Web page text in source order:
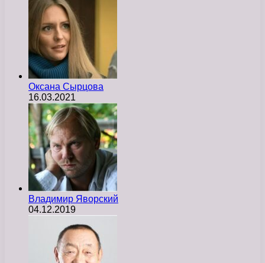
Оксана Сырцова
16.03.2021
Владимир Яворский
04.12.2019